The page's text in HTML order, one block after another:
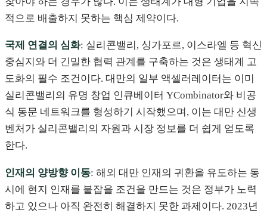
적으로 배출하지 못하는 핵심 제약이다.
국제 연결의 심화: 실리콘밸리, 싱가포르, 이스라엘 등 혁신
중심지와 더 긴밀한 협력 관계를 구축하는 것은 생태계 고
도화의 필수 조건이다. 대만의 일부 액셀러레이터는 이미
실리콘밸리의 유명 창업 인큐베이터 YCombinator와 비공
식 동문 네트워크를 형성하기 시작했으며, 이는 대만 신생
벤처가 실리콘밸리의 자원과 시장 정보를 더 쉽게 얻도록
한다.
인재의 양방향 이동: 해외 대만 인재의 귀환을 유도하는 동
시에 현지 인재를 붙잡을 조건을 만드는 것은 정부가 노력
하고 있으나 아직 완전히 해결하지 못한 과제이다. 2023년